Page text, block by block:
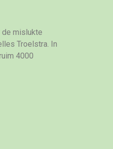
de mislukte
Troelstra. In
4000